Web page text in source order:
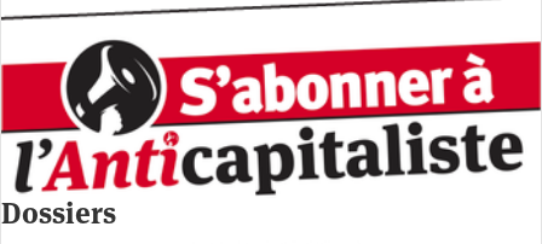
Dossiers